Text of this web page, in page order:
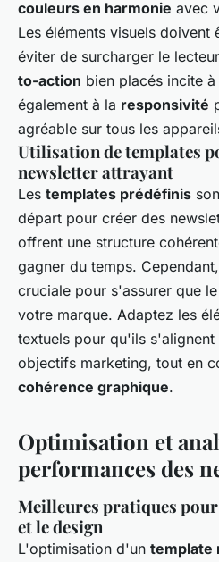
couleurs en harmonie avec
Les éléments visuels doivent
éviter de surcharger le
to-action bien placés incite
également à la responsivité
agréable sur tous les
Utilisation de templates
newsletter attrayant
Les templates prédéfinis
départ pour créer des
offrent une structure
gagner du temps.
cruciale pour s'assurer que
votre marque. Adaptez les
textuels pour qu'ils
objectifs marketing, tout en
cohérence graphique.
Optimisation et
performances des
Meilleures pratiques
et le design
L'optimisation d'un template